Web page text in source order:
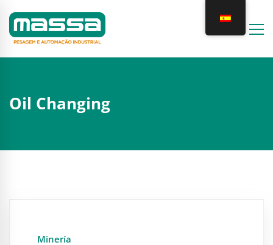
Oil Changing
Minería